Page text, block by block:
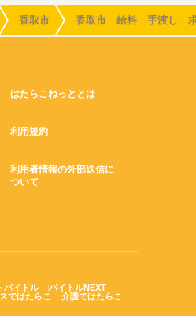
香取市 香取市 給料 手渡し
はたらこねっととは
利用規約
利用者情報の外部送信に
ついて
バイトル
バイトルNEXT
ではたらこ 介護ではたらこ